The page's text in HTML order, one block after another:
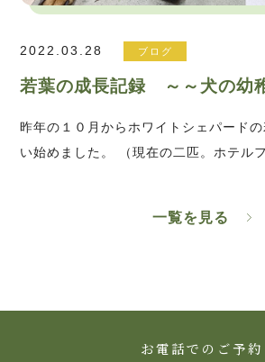
2022.03.28 ブログ
若葉の成長記録 ～～犬の幼
昨年の１０月からホワイトシェパード
い始めました。 （現在の二匹。ホテル
一覧を見る
お電話でのご予約